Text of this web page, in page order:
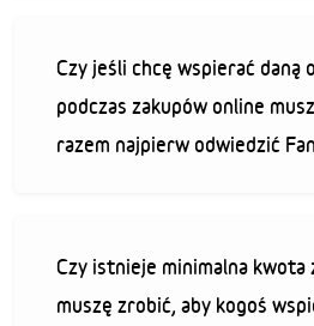
Czy jeśli chcę wspierać daną
podczas zakupów online
razem najpierw odwiedzić
Czy istnieje minimalna kwota
muszę zrobić, aby kogoś